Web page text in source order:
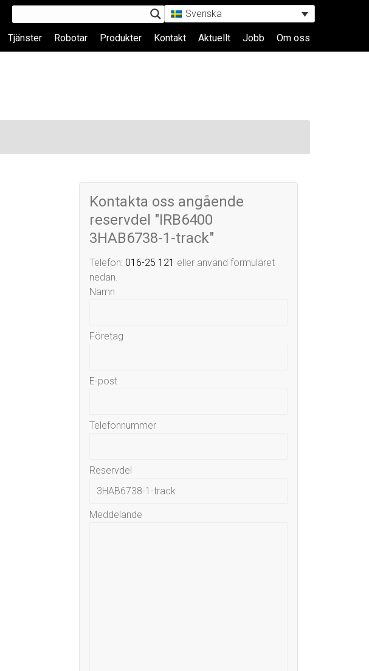
Svenska
Tjänster Robotar Produkter Kontakt Aktuellt Jobb Om oss
Kontakta oss angående
reservdel "IRB6400
3HAB6738-1-track"
Telefon: 016-25 121 eller använd formuläret
nedan.
Namn
Företag
E-post
Telefonnummer
Reservdel
Meddelande